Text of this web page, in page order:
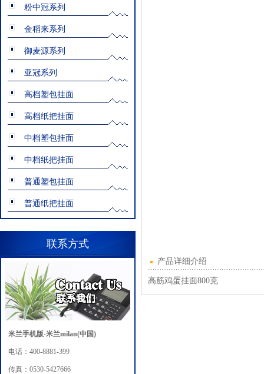
粉中冠系列
金稻来系列
御麦源系列
亚冠系列
高档塑包挂面
高档纸把挂面
中档塑包挂面
中档纸把挂面
普通塑包挂面
普通纸把挂面
联系方式
米兰手机版-米兰milan(中国)
电话：400-8881-399
传真：0530-5427666
产品详细介绍
高筋鸡蛋挂面800克